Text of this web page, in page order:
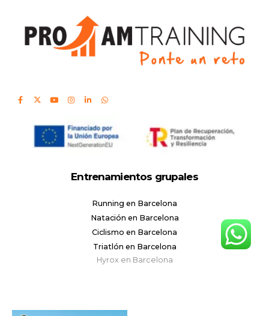
Entrenamientos grupales
Running en Barcelona
Natación en Barcelona
Ciclismo en Barcelona
Triatlón en Barcelona
Hyrox en Barcelona